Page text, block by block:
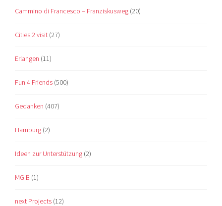
Cammino di Francesco – Franziskusweg (20)
Cities 2 visit (27)
Erlangen (11)
Fun 4 Friends (500)
Gedanken (407)
Hamburg (2)
Ideen zur Unterstützung (2)
MG B (1)
next Projects (12)